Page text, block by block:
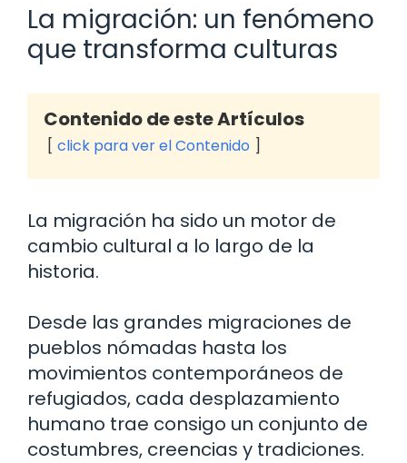
La migración: un fenómeno
que transforma culturas
Contenido de este Artículos
click para ver el Contenido
La migración ha sido un motor de
cambio cultural a lo largo de la
historia.
Desde las grandes migraciones de
pueblos nómadas hasta los
movimientos contemporáneos de
refugiados, cada desplazamiento
humano trae consigo un conjunto de
costumbres, creencias y tradiciones.